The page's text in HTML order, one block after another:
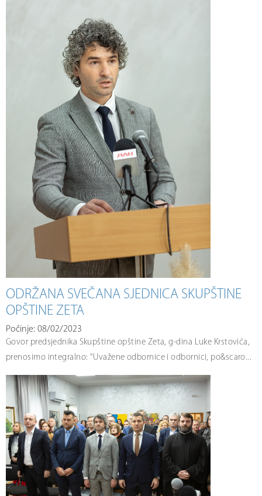
ODRŽANA SVEČANA SJEDNICA SKUPŠTINE
OPŠTINE ZETA
Počinje: 08/02/2023
Govor predsjednika Skupštine opštine Zeta, g-dina Luke Krstovića,
prenosimo integralno: "Uvažene odbornice i odbornici, po&scaro...